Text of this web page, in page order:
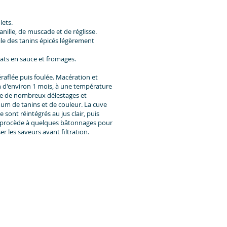
de muscade et de réglisse.
des tanins épicés légèrement
en sauce et fromages.
puis foulée. Macération et
1 mois, à une température
de nombreux délestages et
de tanins et de couleur. La cuve
sont réintégrés au jus clair, puis
à quelques bâtonnages pour
les saveurs avant filtration.